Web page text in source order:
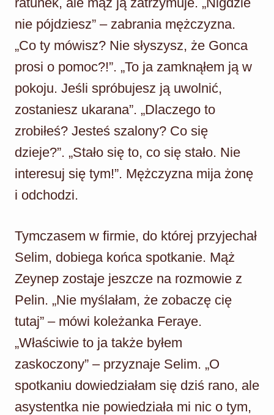
nie pójdziesz” – zabrania mężczyzna.
„Co ty mówisz? Nie słyszysz, że Gonca
prosi o pomoc?!”. „To ja zamknąłem ją w
pokoju. Jeśli spróbujesz ją uwolnić,
zostaniesz ukarana”. „Dlaczego to
zrobiłeś? Jesteś szalony? Co się
dzieje?”. „Stało się to, co się stało. Nie
interesuj się tym!”. Mężczyzna mija żonę
i odchodzi.
Tymczasem w firmie, do której przyjechał
Selim, dobiega końca spotkanie. Mąż
Zeynep zostaje jeszcze na rozmowie z
Pelin. „Nie myślałam, że zobaczę cię
tutaj” – mówi koleżanka Feraye.
„Właściwie to ja także byłem
zaskoczony” – przyznaje Selim. „O
spotkaniu dowiedziałam się dziś rano, ale
asystentka nie powiedziała mi nic o tym,